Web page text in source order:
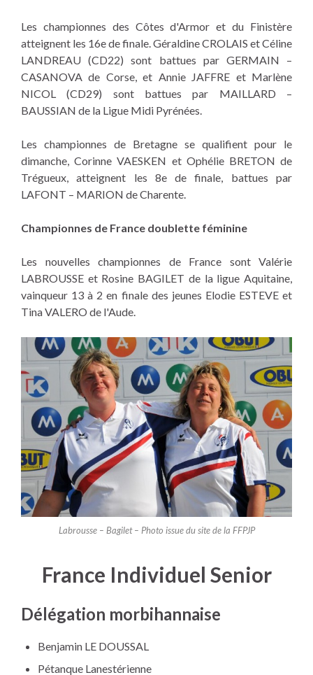
Les championnes des Côtes d'Armor et du Finistère
atteignent les 16e de finale. Géraldine CROLAIS et Céline
LANDREAU (CD22) sont battues par GERMAIN –
CASANOVA de Corse, et Annie JAFFRE et Marlène
NICOL (CD29) sont battues par MAILLARD –
BAUSSIAN de la Ligue Midi Pyrénées.
Les championnes de Bretagne se qualifient pour le
dimanche, Corinne VAESKEN et Ophélie BRETON de
Trégueux, atteignent les 8e de finale, battues par
LAFONT – MARION de Charente.
Championnes de France doublette féminine
Les nouvelles championnes de France sont Valérie
LABROUSSE et Rosine BAGILET de la ligue Aquitaine,
vainqueur 13 à 2 en finale des jeunes Elodie ESTEVE et
Tina VALERO de l'Aude.
Labrousse – Bagilet – Photo issue du site de la FFPJP
France Individuel Senior
Délégation morbihannaise
Benjamin LE DOUSSAL
Pétanque Lanestérienne